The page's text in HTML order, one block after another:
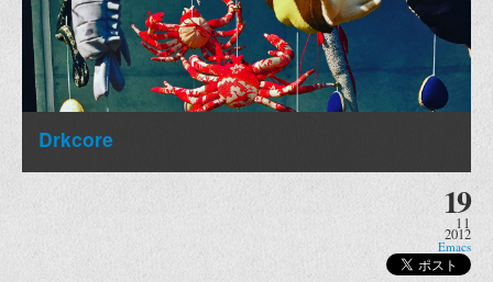
Drkcore
19
11
2012
Emacs